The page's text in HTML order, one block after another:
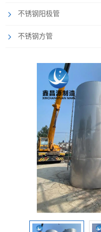
不锈钢阳极管
不锈钢方管